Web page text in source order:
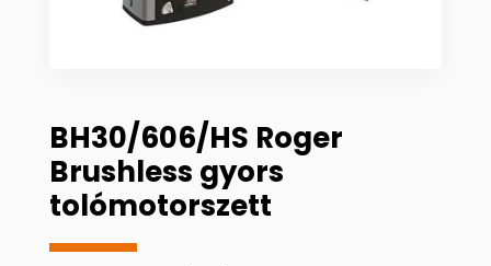
BH30/606/HS Roger
Brushless gyors
tolómotorszett